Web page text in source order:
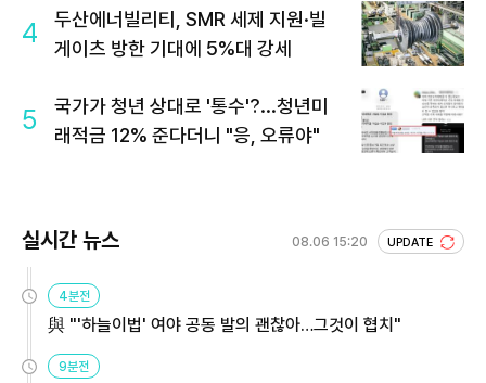
4
두산에너빌리티, SMR 세제 지원·빌
게이츠 방한 기대에 5%대 강세
5
국가가 청년 상대로 '통수'?...청년미
래적금 12% 준다더니 "응, 오류야"
실시간 뉴스 08.06 15:20 UPDATE
4분전
與 "'하늘이법' 여야 공동 발의 괜찮아…그것이 협치"
9분전